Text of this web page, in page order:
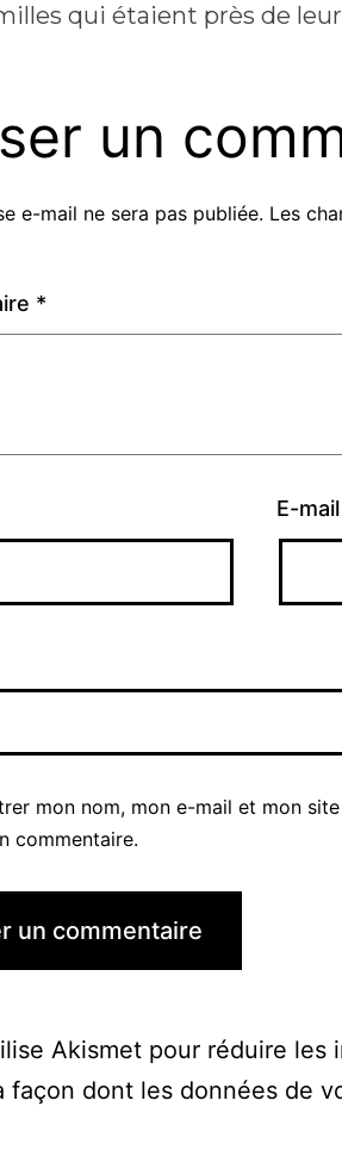
qui étaient près de
un
e-mail ne sera pas publiée. Les
*
E-mail
mon nom, mon e-mail et mon
commentaire.
Akismet pour réduire les
façon dont les données de